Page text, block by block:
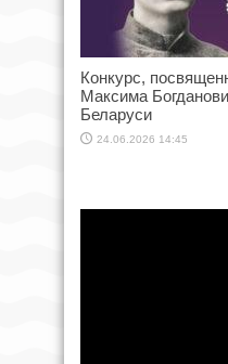
Конкурс,
Максима
Беларуси
24.06.2026 14:45